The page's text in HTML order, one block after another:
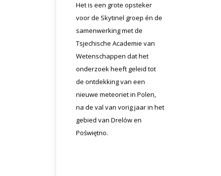
Het is een grote opsteker
voor de Skytinel groep én de
samenwerking met de
Tsjechische Academie van
Wetenschappen dat het
onderzoek heeft geleid tot
de ontdekking van een
nieuwe meteoriet in Polen,
na de val van vorig jaar in het
gebied van Drelów en
Poświętno.